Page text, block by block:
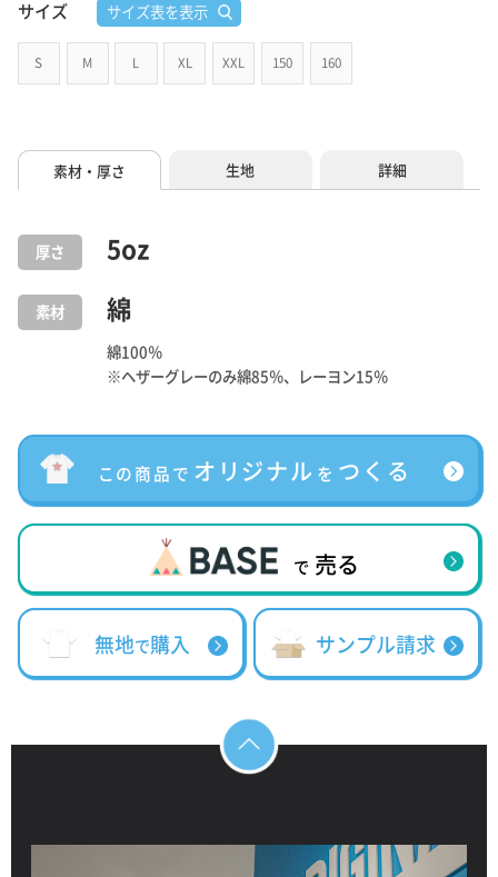
サイズ サイズ表を表示
S M L XL XXL 150 160
素材・厚さ 生地 詳細
厚さ 5oz
素材 綿
綿100％
※ヘザーグレーのみ綿85％、レーヨン15％
この商品で オリジナル を つくる
で 売る
無地で購入 サンプル請求